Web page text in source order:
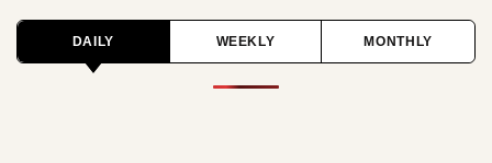
DAILY WEEKLY MONTHLY